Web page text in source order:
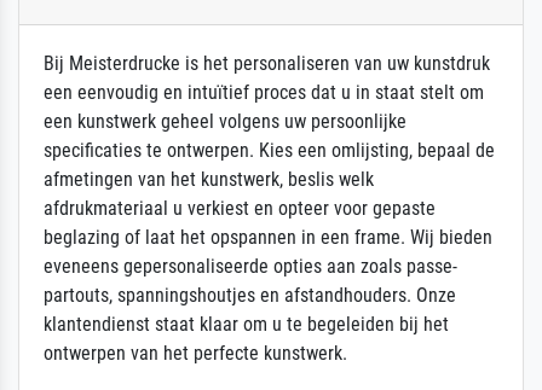
Bij Meisterdrucke is het personaliseren van uw kunstdruk
een eenvoudig en intuïtief proces dat u in staat stelt om
een kunstwerk geheel volgens uw persoonlijke
specificaties te ontwerpen. Kies een omlijsting, bepaal de
afmetingen van het kunstwerk, beslis welk
afdrukmateriaal u verkiest en opteer voor gepaste
beglazing of laat het opspannen in een frame. Wij bieden
eveneens gepersonaliseerde opties aan zoals passe-
partouts, spanningshoutjes en afstandhouders. Onze
klantendienst staat klaar om u te begeleiden bij het
ontwerpen van het perfecte kunstwerk.